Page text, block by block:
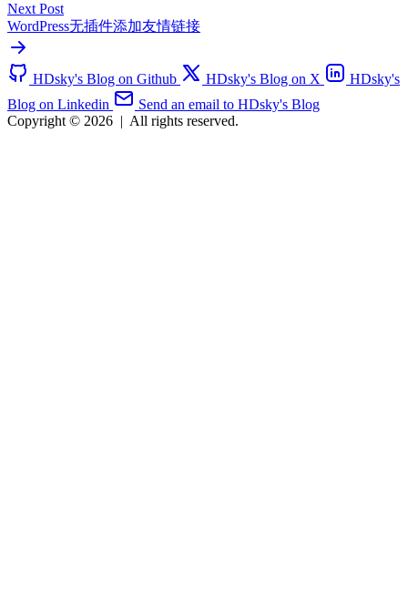
Next Post
WordPress无插件添加友情链接
HDsky's Blog on Github HDsky's Blog on X
HDsky's
Blog on Linkedin
Send an email to HDsky's Blog
Copyright © 2026 | All rights reserved.